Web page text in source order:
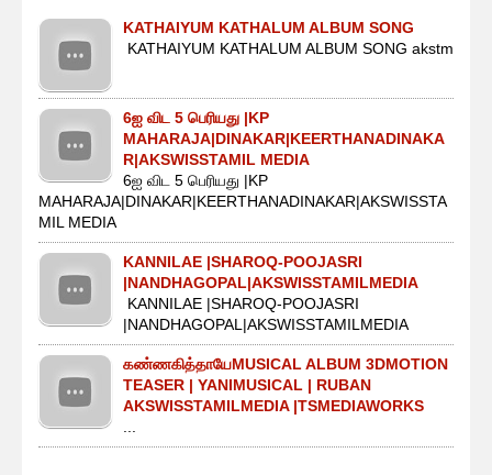
KATHAIYUM KATHALUM ALBUM SONG
KATHAIYUM KATHALUM ALBUM SONG akstm
6ஐ விட 5 பெரியது |KP
MAHARAJA|DINAKAR|KEERTHANADINAKA
R|AKSWISSTAMIL MEDIA
6ஐ விட 5 பெரியது |KP
MAHARAJA|DINAKAR|KEERTHANADINAKAR|AKSWISSTA
MIL MEDIA
KANNILAE |SHAROQ-POOJASRI
|NANDHAGOPAL|AKSWISSTAMILMEDIA
KANNILAE |SHAROQ-POOJASRI
|NANDHAGOPAL|AKSWISSTAMILMEDIA
கண்ணகித்தாயேMUSICAL ALBUM 3DMOTION
TEASER | YANIMUSICAL | RUBAN
AKSWISSTAMILMEDIA |TSMEDIAWORKS
...